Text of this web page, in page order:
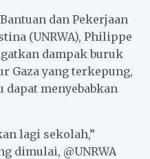
dan Pekerjaan
(UNRWA), Philippe
dampak buruk
Gaza yang terkepung,
dapat menyebabkan
lagi sekolah,”
dimulai, @UNRWA